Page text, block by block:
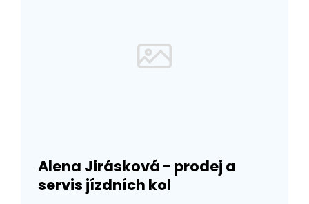
Alena Jirásková - prodej a
servis jízdních kol